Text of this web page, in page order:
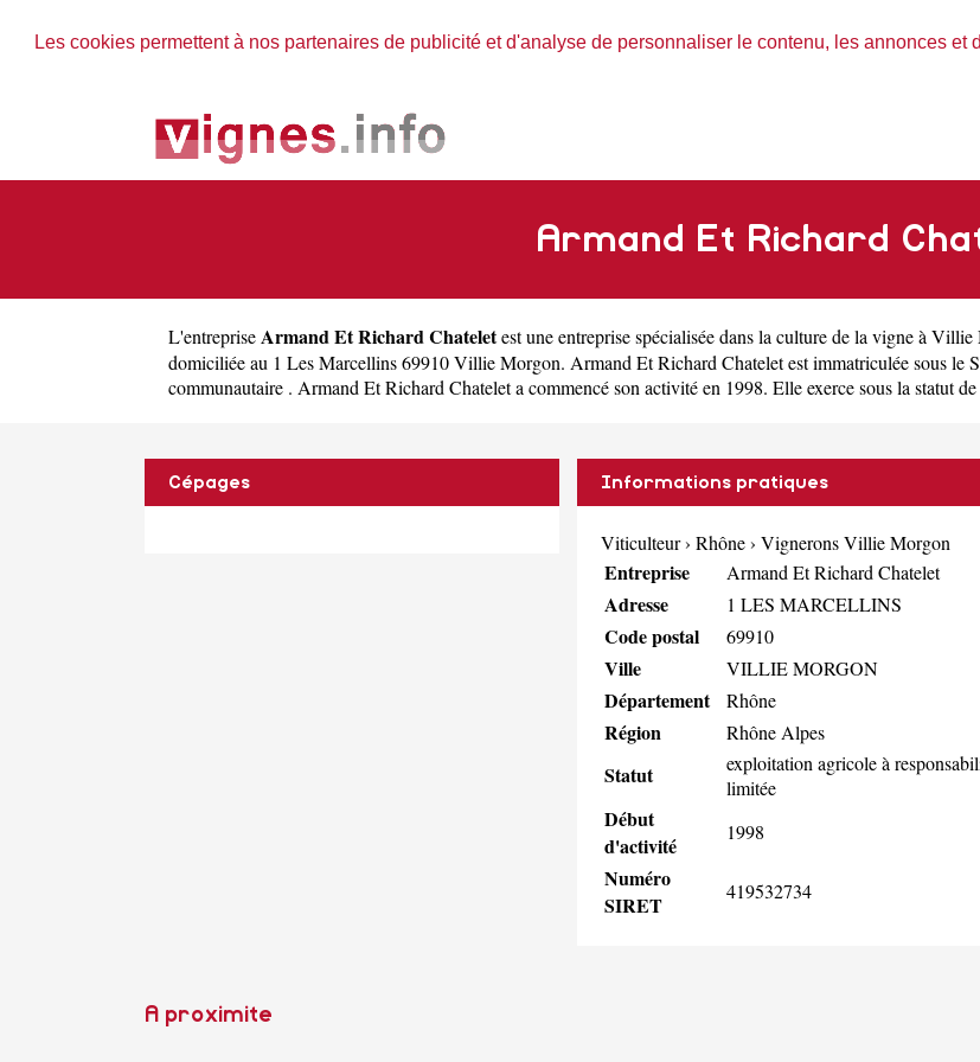
Les cookies permettent à nos partenaires de publicité et d'analyse de personnaliser le contenu, les annonces et
Armand Et Richard
L'entreprise Armand Et Richard Chateletest uneentreprise spécialisée dans la culture de la vigne à
domiciliée au 1 Les Marcellins 69910 Villie Morgon. Armand Et Richard Chatelet est immatriculée sous le
communautaire . Armand Et Richard Chatelet a commencé son activité en 1998. Elle exerce sous la statut
Cépages Informations pratiques
Viticulteur› Rhône› Vignerons Villie Morgon
Entreprise Armand Et Richard Chatelet
Adresse 1 LES MARCELLINS
Code postal 69910
Ville VILLIE MORGON
Département Rhône
Région Rhône Alpes
Statut
exploitation agricole à
limitée
Début
d'activité
1998
Numéro
SIRET
419532734
A proximite